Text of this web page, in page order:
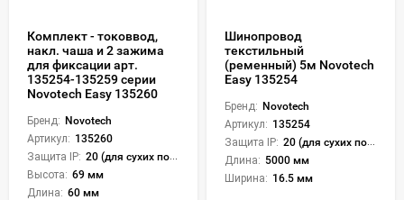
Комплект - токоввод,
накл. чаша и 2 зажима
для фиксации арт.
135254-135259 серии
Novotech Easy 135260
Бренд: Novotech
Артикул: 135260
Защита IP: 20 (для сухих пом.)
Высота: 69 мм
Длина: 60 мм
Шинопровод
текстильный
(ременный) 5м Novotech
Easy 135254
Бренд: Novotech
Артикул: 135254
Защита IP: 20 (для сухих пом.)
Длина: 5000 мм
Ширина: 16.5 мм